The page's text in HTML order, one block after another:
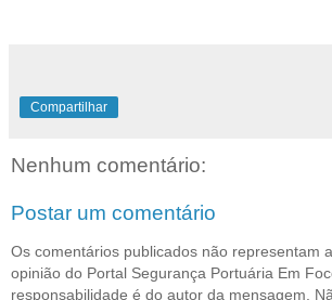
Compartilhar
Nenhum comentário:
Postar um comentário
Os comentários publicados não representam a
opinião do Portal Segurança Portuária Em
responsabilidade é do autor da mensagem.